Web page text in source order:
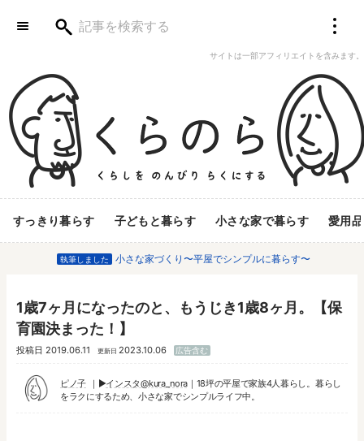
サイトは一部アフィリエイトを含みます。
すっきり暮らす 子どもと暮らす 小さな家で暮らす 愛用品
執筆しました 小さな家づくり〜平屋でシンプルに暮らす〜
1歳7ヶ月になったのと、もうじき1歳8ヶ月。【保
育園決まった！】
投稿日 2019.06.11 更新日 2023.10.06 広告含む
ピノ子 ▶︎インスタ@kura_nora｜18坪の平屋で家族4人暮らし。暮らし
をラクにするため、小さな家でシンプルライフ中。